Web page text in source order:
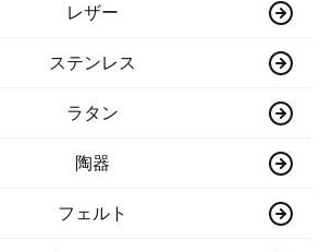
レザー
ステンレス
ラタン
陶器
フェルト